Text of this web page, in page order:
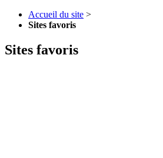
Accueil du site >
Sites favoris
Sites favoris